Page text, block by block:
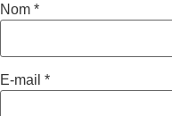
Nom *
E-mail *